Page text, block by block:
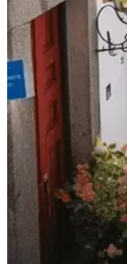
Passeio de
7 Dias |1/5